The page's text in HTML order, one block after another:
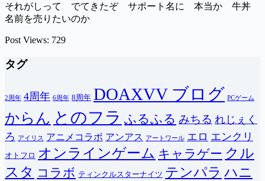
それがしって でてきたぞ サポート名に 本当か 牛丼
名前を売りたいのか
Post Views: 729
タグ
2周年 4周年 6周年 8周年 DOAXVV ブログ PCゲーム
からん とのフラ ふるふる みちる れじぇく
ろ
アイリス アニメコラボ アンアス アートワール エロ エンクリ
オトフロ オンラインゲーム キャラゲー クル
スタ コラボ ティンクルスターナイツ テンパラ ハニ